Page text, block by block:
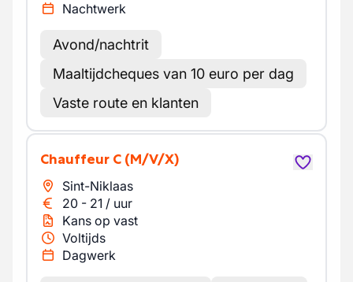
Nachtwerk
Avond/nachtrit
Maaltijdcheques van 10 euro per dag
Vaste route en klanten
Chauffeur C (M/V/X)
Sint-Niklaas
20 - 21 / uur
Kans op vast
Voltijds
Dagwerk